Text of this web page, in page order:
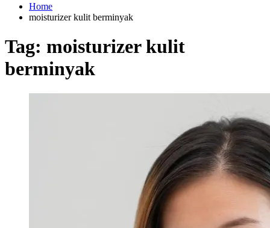
Home
moisturizer kulit berminyak
Tag: moisturizer kulit
berminyak